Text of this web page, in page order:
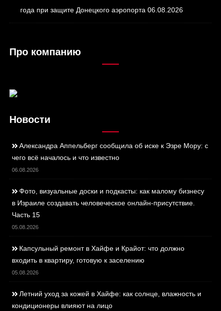
года при защите Донецкого аэропорта 06.08.2026
Про компанию
Новости
Александра Аппельберг сообщила об иске к Эзре Мору: с
чего всё началось и что известно
06.08.2026
Фото, визуальные доски и подкасты: как малому бизнесу
в Израиле создавать человеческое онлайн-присутствие.
Часть 15
05.08.2026
Капсульный ремонт в Хайфе и Крайот: что должно
входить в квартиру, готовую к заселению
05.08.2026
Летний уход за кожей в Хайфе: как солнце, влажность и
кондиционеры влияют на лицо